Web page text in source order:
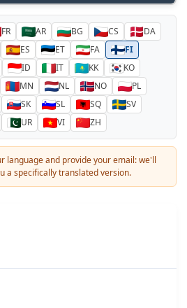
FR AR BG CS
DA
ES ET FA
FI
ID IT KK
KO
MN NL NO
PL
SK SL SQ
SV
UR VI ZH
language and provide your email: we'll
a specifically translated version.